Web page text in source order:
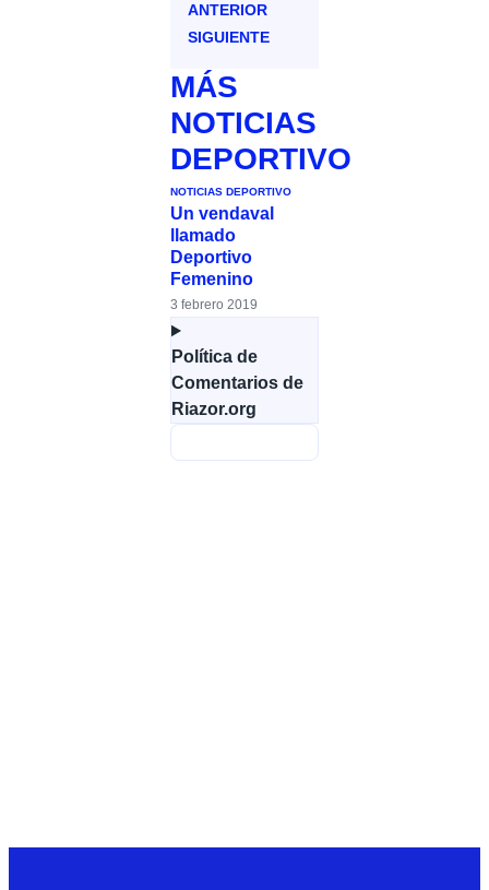
ANTERIOR
SIGUIENTE
MÁS
NOTICIAS
DEPORTIVO
NOTICIAS DEPORTIVO
Un vendaval
llamado
Deportivo
Femenino
3 febrero 2019
Política de
Comentarios de
Riazor.org